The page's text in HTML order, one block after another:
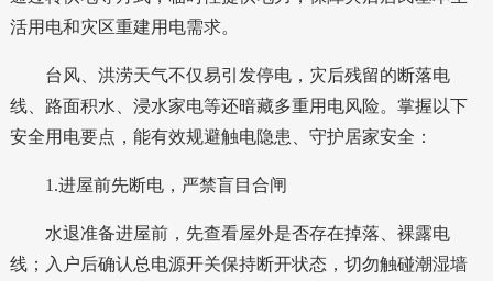
活用电和灾区重建用电需求。
台风、洪涝天气不仅易引发停电，灾后残留的断落电
线、路面积水、浸水家电等还暗藏多重用电风险。掌握以下
安全用电要点，能有效规避触电隐患、守护居家安全：
1.进屋前先断电，严禁盲目合闸
水退准备进屋前，先查看屋外是否存在掉落、裸露电
线；入户后确认总电源开关保持断开状态，切勿触碰潮湿墙